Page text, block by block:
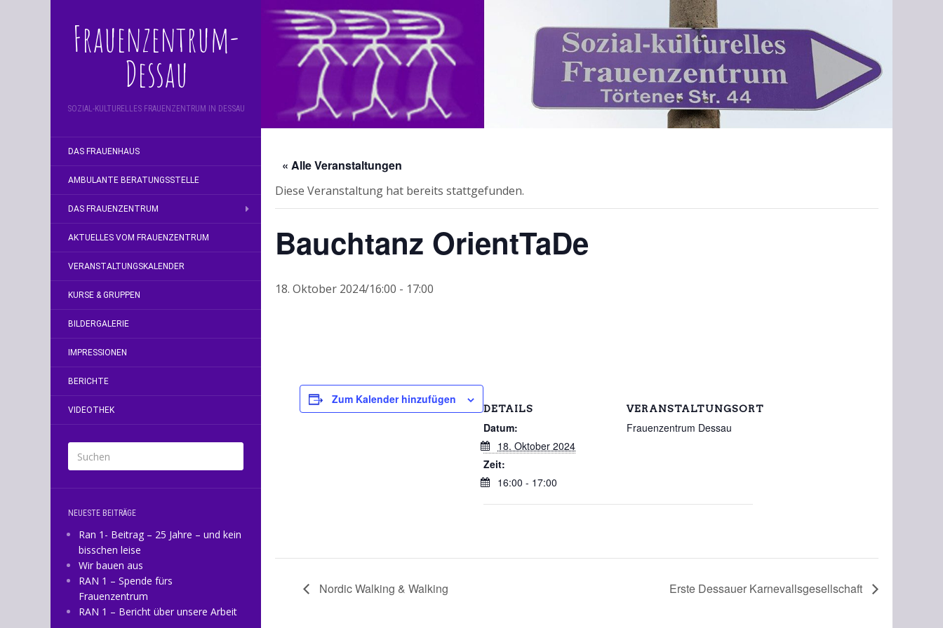
Frauenzentrum-
Dessau
SOZIAL-KULTURELLES FRAUENZENTRUM IN DESSAU
DAS FRAUENHAUS
AMBULANTE BERATUNGSSTELLE
DAS FRAUENZENTRUM
AKTUELLES VOM FRAUENZENTRUM
VERANSTALTUNGSKALENDER
KURSE & GRUPPEN
BILDERGALERIE
IMPRESSIONEN
BERICHTE
VIDEOTHEK
NEUESTE BEITRÄGE
Ran 1- Beitrag – 25 Jahre – und kein
bisschen leise
Wir bauen aus
RAN 1 – Spende fürs
Frauenzentrum
RAN 1 – Bericht über unsere Arbeit
« Alle Veranstaltungen
Diese Veranstaltung hat bereits stattgefunden.
Bauchtanz OrientTaDe
18. Oktober 2024/16:00 - 17:00
Zum Kalender hinzufügen
DETAILS
Datum:
18. Oktober 2024
Zeit:
16:00 - 17:00
VERANSTALTUNGSORT
Frauenzentrum Dessau
Nordic Walking & Walking Erste Dessauer Karnevallsgesellschaft